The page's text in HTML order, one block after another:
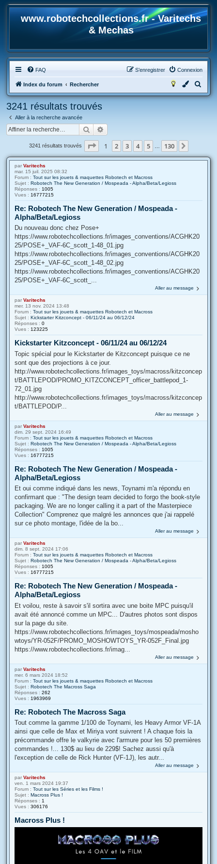
www.robotechcollections.fr - Varitechs
& Mechas
FAQ Connexion
S’enregistrer
Index du forum Rechercher
e
c
3241 résultats trouvés
Aller à la recherche avancée
Rechercher
3241 résultats trouvés Page 1sur130
1 2 3 4 5 130
par Varitechs
mar. 15 juil. 2025 08:32
Forum : Tout sur les jouets & maquettes Robotech et Macross
Sujet : Robotech The New Generation / Mospeada - Alpha/Beta/Legioss
Réponses : 1005
Vues : 16777215
Re: Robotech The New Generation / Mospeada -
Alpha/Beta/Legioss
Du nouveau donc chez Pose+
https://www.robotechcollections.fr/images_conventions/ACGHK20
25/POSE+_VAF-6C_scott_1-48_01.jpg
https://www.robotechcollections.fr/images_conventions/ACGHK20
25/POSE+_VAF-6C_scott_1-48_02.jpg
https://www.robotechcollections.fr/images_conventions/ACGHK20
25/POSE+_VAF-6C_scott_...
Aller au message
par Varitechs
mer. 13 nov. 2024 13:48
Forum : Tout sur les jouets & maquettes Robotech et Macross
Sujet : Kickstarter Kitzconcept - 06/11/24 au 06/12/24
Réponses : 0
Vues : 123225
Kickstarter Kitzconcept - 06/11/24 au 06/12/24
Topic spécial pour le Kickstarter de Kitzconcept puisque ce ne
sont que des projections à ce jour.
http://www.robotechcollections.fr/images_toys/macross/kitzconcep
t/BATTLEPOD/PROMO_KITZCONCEPT_officer_battlepod_1-
72_01.jpg
http://www.robotechcollections.fr/images_toys/macross/kitzconcep
t/BATTLEPOD/P...
Aller au message
par Varitechs
dim. 29 sept. 2024 16:49
Forum : Tout sur les jouets & maquettes Robotech et Macross
Sujet : Robotech The New Generation / Mospeada - Alpha/Beta/Legioss
Réponses : 1005
Vues : 16777215
Re: Robotech The New Generation / Mospeada -
Alpha/Beta/Legioss
Et oui comme indiqué dans les news, Toynami m'a répondu en
confirmant que : "The design team decided to forgo the book-style
packaging. We are no longer calling it a part of the Masterpiece
Collection" Comprenez que malgré les annonces que j'ai rappelé
sur ce photo montage, l'idée de la bo...
Aller au message
par Varitechs
dim. 8 sept. 2024 17:06
Forum : Tout sur les jouets & maquettes Robotech et Macross
Sujet : Robotech The New Generation / Mospeada - Alpha/Beta/Legioss
Réponses : 1005
Vues : 16777215
Re: Robotech The New Generation / Mospeada -
Alpha/Beta/Legioss
Et voilou, reste à savoir s'il sortira avec une boite MPC puisqu'il
avait été annoncé comme un MPC... D'autres photos sont dispos
sur la page du site.
https://www.robotechcollections.fr/images_toys/mospeada/mosho
wtoys/YR-052F/PROMO_MOSHOWTOYS_YR-052F_Final.jpg
https://www.robotechcollections.fr/imag...
Aller au message
par Varitechs
mer. 6 mars 2024 18:52
Forum : Tout sur les jouets & maquettes Robotech et Macross
Sujet : Robotech The Macross Saga
Réponses : 262
Vues : 1963969
Re: Robotech The Macross Saga
Tout comme la gamme 1/100 de Toynami, les Heavy Armor VF-1A
ainsi que celle de Max et Miriya vont suivrent ! A chaque fois la
précommande offre le valkyrie avec l'armure pour les 50 premières
commandes !... 130$ au lieu de 229$! Sachez aussi qu'à
l'exception de celle de Rick Hunter (VF-1J), les autr...
Aller au message
par Varitechs
ven. 1 mars 2024 19:37
Forum : Tout sur les Séries et les Films !
Sujet : Macross Plus !
Réponses : 1
Vues : 306176
Macross Plus !